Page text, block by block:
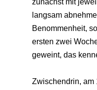
zunächst mit
langsam
Benommenheit,
ersten zwei
geweint, das
Zwischendrin, am